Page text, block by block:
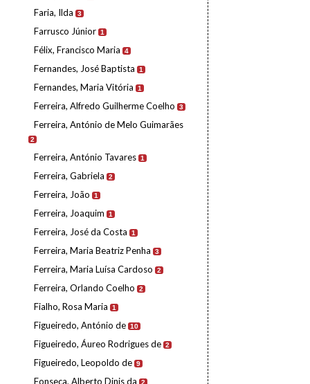
Faria, Ilda 3
Farrusco Júnior 1
Félix, Francisco Maria 4
Fernandes, José Baptista 1
Fernandes, Maria Vitória 1
Ferreira, Alfredo Guilherme Coelho 3
Ferreira, António de Melo Guimarães
2
Ferreira, António Tavares 1
Ferreira, Gabriela 2
Ferreira, João 1
Ferreira, Joaquim 1
Ferreira, José da Costa 1
Ferreira, Maria Beatriz Penha 3
Ferreira, Maria Luísa Cardoso 2
Ferreira, Orlando Coelho 2
Fialho, Rosa Maria 1
Figueiredo, António de 10
Figueiredo, Áureo Rodrigues de 2
Figueiredo, Leopoldo de 9
Fonseca, Alberto Dinis da 2